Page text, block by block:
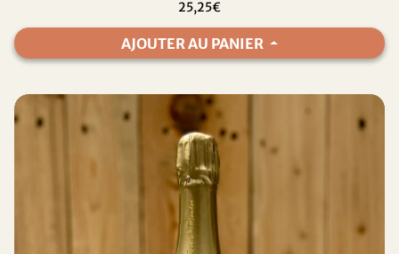
25,25€
AJOUTER AU PANIER